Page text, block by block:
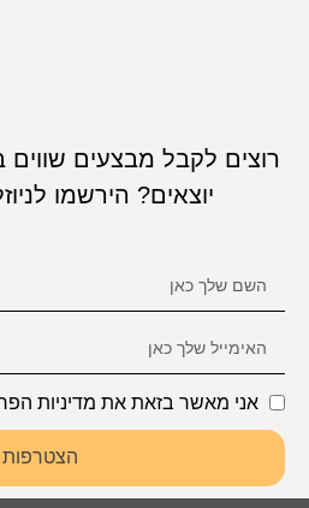
רוצים לקבל מבצעים
יוצאים? הירשמו
אני מאשר בזאת את מדיניות
הצטרפות